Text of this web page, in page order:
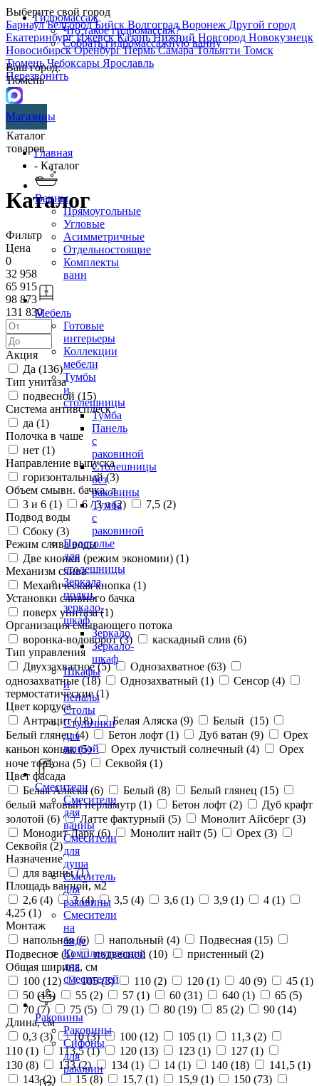
Выберите свой город
БарнаулБелгородБийск ВолгоградВоронеж Другой город
ЕкатеринбургИжевскКазаньНижний Новгород Новокузнецк
НовосибирскОренбургПермьСамараТольятти Томск
ТюменьЧебоксары Ярославль
Перезвонить
Гидромассаж
Что такое гидромассаж?
Собрать гидромассажную ванну
Ваш город:
Тюмень
Магазины
Каталог
товаров
Ванны
Прямоугольные
Угловые
Асимметричные
Отдельностоящие
Комплекты
ванн
Мебель
Готовые
интерьеры
Коллекции
мебели
Тумбы
и
столешницы
Тумба
Панель
с
раковиной
Столешницы
без
раковины
Тумба
с
раковиной
Подстолье
для
столешницы
Зеркала,
полки,
зеркало-
шкаф
Зеркало
Зеркало-
шкаф
Шкафы
и
пеналы
Столы
Стульчики
для
ванной
Смесители
Смесители
для
ванны
Смесители
для
душа
Смеситель
для
раковины
Смесители
на
биде
Комплектующие
для
смесителей
Раковины
Раковины
Сифоны
для
раковин
Главная
- Каталог
Каталог
Фильтр
Цена
0
32 958
65 915
98 873
131 830
Акция
Да (136)
Тип унитаза
подвесной (15)
Система антивсплеск
да (1)
Полочка в чаше
нет (1)
Направление выпуска
горизонтальный (3)
Объем смывн. бачка, л
3 и 6 (1) 6 / 3 л (2) 7,5 (2)
Подвод воды
Сбоку (3)
Режим слива воды
Две кнопки (режим экономии) (1)
Механизм слива
Механическая кнопка (1)
Установки сливного бачка
поверх унитаза (1)
Организация смывающего потока
воронка-водоворот (3) каскадный слив (6)
Тип управления
Двухзахватное (5) Однозахватное (63)
однозахватные (18) Однозахватный (1) Сенсор (4)
термостатические (1)
Цвет корпуса
Антрацит (18) Белая Аляска (9) Белый (15)
Белый глянец (4) Бетон лофт (1) Дуб ватан (9)
Орех
каньон коньяк (5) Орех лучистый солнечный (4)
Орех
ноче тортона (5) Секвойя (1)
Цвет фасада
Белая Аляска (6) Белый (8) Белый глянец (15)
белый матовый перламутр (1) Бетон лофт (2)
Дуб крафт
золотой (6) Латте фактурный (5) Монолит Айсберг (3)
Монолит Дарк (6) Монолит найт (5) Орех (3)
Секвойя (2)
Назначение
для ванны (1)
Площадь ванной, м2
2,6 (4) 3 (4) 3,5 (4) 3,6 (1) 3,9 (1) 4 (1)
4,25 (1)
Монтаж
напольная (6) напольный (4) Подвесная (15)
Подвесное (1) подвесной (10) пристенный (2)
Общая ширина, см
100 (12) 105 (3) 110 (2) 120 (1) 40 (9) 45 (1)
50 (15) 55 (2) 57 (1) 60 (31) 640 (1) 65 (5)
70 (7) 75 (5) 79 (1) 80 (19) 85 (2) 90 (14)
Длина, см
0,3 (3) 10 (3) 100 (12) 105 (1) 11,3 (2)
110 (1) 113,5 (1) 120 (13) 123 (1) 127 (1)
130 (8) 133 (2) 134 (1) 14 (1) 140 (18) 141,5 (1)
143 (2) 15 (8) 15,7 (1) 15,9 (1) 150 (73)